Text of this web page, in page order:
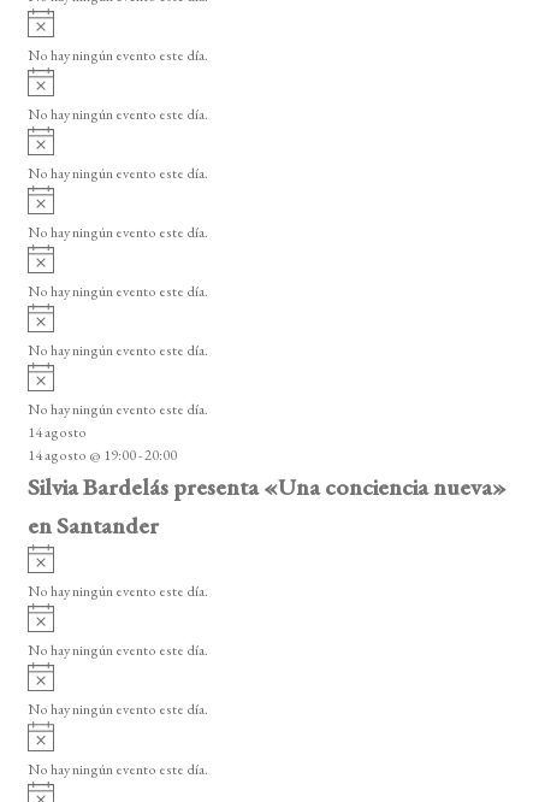
E
v
e
n
t
o
s
i
o
A
v
i
o
No hay ningún evento este día.
A
v
i
o
No hay ningún evento este día.
A
v
i
o
No hay ningún evento este día.
A
v
i
o
No hay ningún evento este día.
A
v
i
o
No hay ningún evento este día.
A
v
i
o
No hay ningún evento este día.
A
v
i
s
o
No hay ningún evento este día.
14 agosto
14 agosto @ 19:00-20:00
Silvia Bardelás presenta «Una conciencia nueva»
en Santander
A
v
i
o
No hay ningún evento este día.
A
v
i
o
No hay ningún evento este día.
A
v
i
o
No hay ningún evento este día.
A
v
i
No hay ningún evento este día.
A